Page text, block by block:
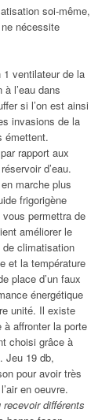
soi-même,
nécessite
1 ventilateur de la
l’eau dans
si l’on est ainsi
invasions de la
émettent.
rapport aux
d’eau.
marche plus
frigorigène
permettra de
améliorer le
de climatisation
et la température
place d’un faux
énergétique
unité. Il existe
affronter la porte
choisi grâce à
Jeu 19 db,
pour avoir très
en oeuvre.
différents